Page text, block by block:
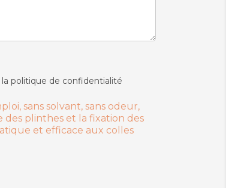
politique de confidentialité
sans solvant, sans odeur,
des plinthes et la fixation des
et efficace aux colles